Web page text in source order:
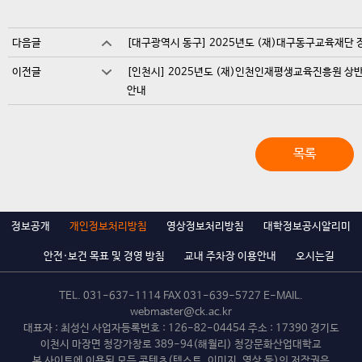
다음글 [대구광역시 동구] 2025년도 (재)대구동구교육재단
이전글
[인천시] 2025년도 (재)인천인재평생교육진흥원 상
안내
목록
정보공개 개인정보처리방침 영상정보처리방침 대학정보공시알리미
안전·보건 목표 및 경영 방침 교내 주차장 이용안내 오시는길
TEL. 031-637-1114 FAX 031-639-5727 E-MAIL.
webmaster@ck.ac.kr
대표자 : 최성신 사업자등록번호 : 126-82-04454 주소 : 17390 경기도
이천시 마장면 청강가창로 389-94(해월리) 청강문화산업대학교